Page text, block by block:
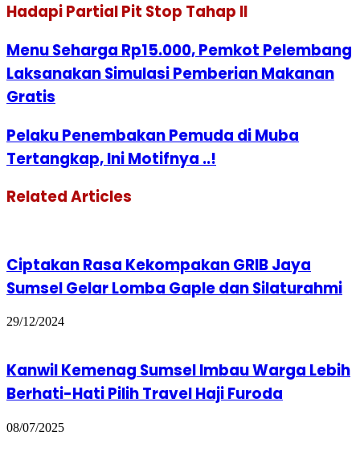
Hadapi Partial Pit Stop Tahap II
Menu Seharga Rp15.000, Pemkot Pelembang
Laksanakan Simulasi Pemberian Makanan
Gratis
Pelaku Penembakan Pemuda di Muba
Tertangkap, Ini Motifnya ..!
Related Articles
Ciptakan Rasa Kekompakan GRIB Jaya
Sumsel Gelar Lomba Gaple dan Silaturahmi
29/12/2024
Kanwil Kemenag Sumsel Imbau Warga Lebih
Berhati-Hati Pilih Travel Haji Furoda
08/07/2025